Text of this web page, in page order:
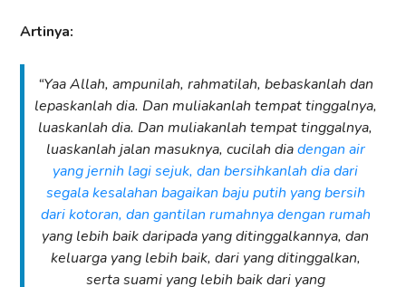
Artinya:
“Yaa Allah, ampunilah, rahmatilah, bebaskanlah dan
lepaskanlah dia. Dan muliakanlah tempat tinggalnya,
luaskanlah dia. Dan muliakanlah tempat tinggalnya,
luaskanlah jalan masuknya, cucilah diadengan air
yang jernih lagi sejuk, dan bersihkanlah dia dari
segala kesalahan bagaikan baju putih yang bersih
dari kotoran, dan gantilan rumahnya dengan rumah
yang lebih baik daripada yang ditinggalkannya, dan
keluarga yang lebih baik, dari yang ditinggalkan,
serta suami yang lebih baik dari yang